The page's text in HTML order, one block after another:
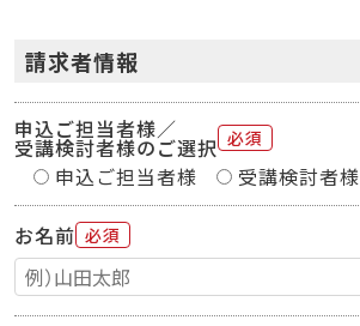
請求者情報
申込ご担当者様／
受講検討者様のご選択 必須
申込ご担当者様 受講検討者様
お名前 必須